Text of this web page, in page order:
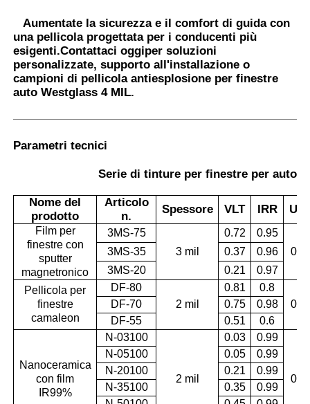
Aumentate la sicurezza e il comfort di guida con
una pellicola progettata per i conducenti più
esigenti.Contattaci oggiper soluzioni
personalizzate, supporto all'installazione o
campioni di pellicola antiesplosione per finestre
auto Westglass 4 MIL.
Parametri tecnici
Serie di tinture per finestre per
Nome del
prodotto
Articolo
n.
Spessore VLT IRR
Film per
finestre con
sputter
magnetronico
3MS-75
3 mil
0.72
0.95
3MS-35 0.37
0.96
3MS-20
0.21
0.97
Pellicola per
finestre
camaleon
DF-80
2 mil
0.81
0.8
DF-70 0.75
0.98
DF-55
0.51 0.6
Nanoceramica
con film
IR99%
N-03100
2 mil
0.03 0.99
N-05100 0.05
0.99
N-20100
0.21
0.99
N-35100
0.35
0.99